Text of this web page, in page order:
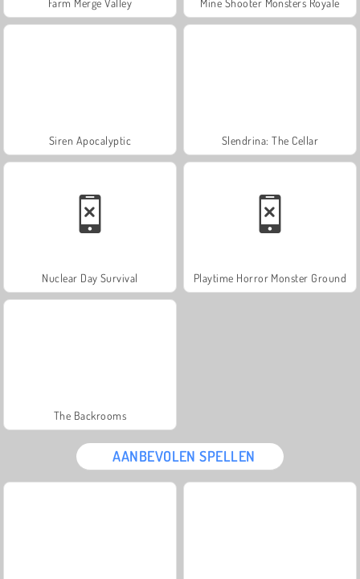
Siren Apocalyptic Slendrina: The Cellar
Nuclear Day Survival Playtime Horror Monster Ground
The Backrooms
AANBEVOLEN SPELLEN